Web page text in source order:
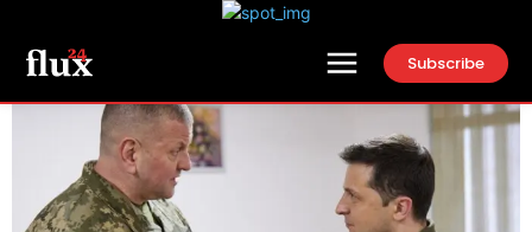
Subscribe